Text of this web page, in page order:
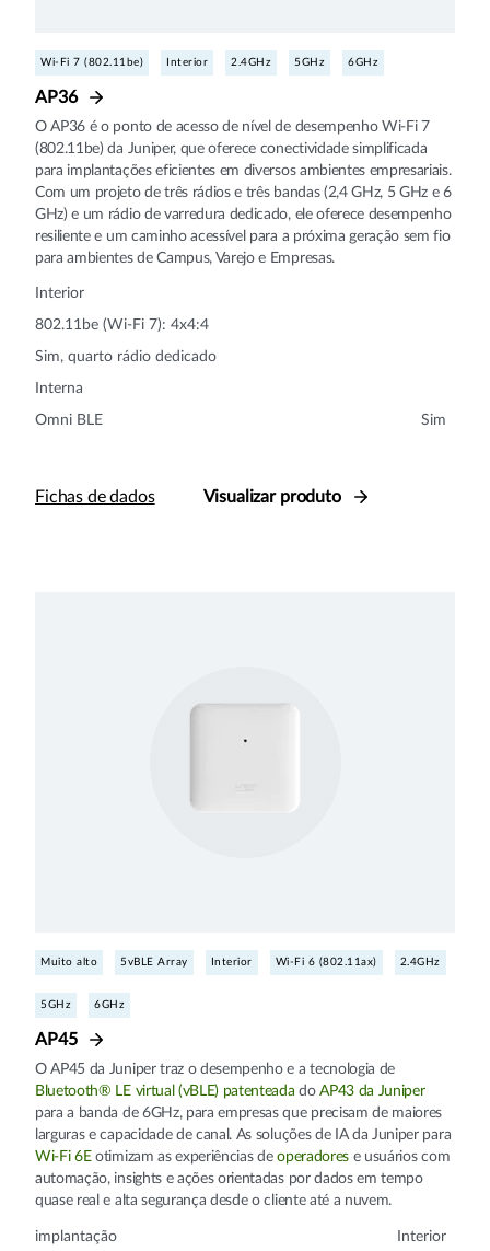
Wi-Fi 7 (802.11be) Interior 2.4GHz 5GHz 6GHz
AP36
O AP36 é o ponto de acesso de nível de desempenho Wi‑Fi 7
(802.11be) da Juniper, que oferece conectividade simplificada
para implantações eficientes em diversos ambientes empresariais.
Com um projeto de três rádios e três bandas (2,4 GHz, 5 GHz e 6
GHz) e um rádio de varredura dedicado, ele oferece desempenho
resiliente e um caminho acessível para a próxima geração sem fio
para ambientes de Campus, Varejo e Empresas.
Interior
802.11be (Wi-Fi 7): 4x4:4
Sim, quarto rádio dedicado
Interna
Omni BLE Sim
Fichas de dados Visualizar produto
Muito alto 5vBLE Array Interior Wi-Fi 6 (802.11ax) 2.4GHz
5GHz 6GHz
AP45
O AP45 da Juniper traz o desempenho e a tecnologia de
Bluetooth® LE virtual (vBLE) patenteada doAP43 da Juniper
para a banda de 6GHz, para empresas que precisam de maiores
larguras e capacidade de canal. As soluções de IA da Juniper para
Wi-Fi 6Eotimizam as experiências deoperadorese usuários com
automação, insights e ações orientadas por dados em tempo
quase real e alta segurança desde o cliente até a nuvem.
implantação Interior